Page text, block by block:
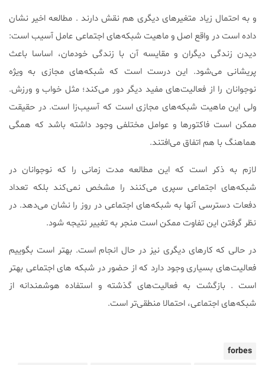
و به احتمال زیاد متغیرهای دیگری هم نقش دارند . مطالعه اخیر نشان
داده است در واقع اصل و ماهیت شبکه‌های اجتماعی عامل آسیب است:
دیدن زندگی دیگران و مقایسه آن با زندگی خودمان، اساسا باعث
پریشانی می‌شود. این درست است که شبکه‌های مجازی به ویژه
نوجوانان را از فعالیت‌های مفید دیگر دور می‌کند؛ مثل خواب و ورزش.
ولی این ماهیت شبکه‌های مجازی است که آسیب‌زا است. در حقیقت
ممکن است فاکتورها و عوامل مختلفی وجود داشته باشد که همگی
هماهنگ با هم اتفاق می‌افتند.
لازم به ذکر است که این مطالعه مدت زمانی را که نوجوانان در
شبکه‌های اجتماعی سپری می‌کنند را مشخص نمی‌کند بلکه تعداد
دفعات دسترسی آنها به شبکه‌های اجتماعی در روز را نشان می‌دهد. در
نظر گرفتن این تفاوت ممکن است منجر به تغییر نتیجه شود.
در حالی که کارهای دیگری نیز در حال انجام است. بهتر است بگوییم
فعالیت‌های بسیاری وجود دارد که از حضور در شبکه های اجتماعی بهتر
است . بازگشت به فعالیت‌های گذشته و استفاده هوشمندانه از
شبکه‌های اجتماعی، احتمالا منطقی‌تر است.
forbes